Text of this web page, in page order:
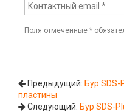
Поля отмеченные*
Предыдущий: Бур
пластины
Следующий: Бур SDS-